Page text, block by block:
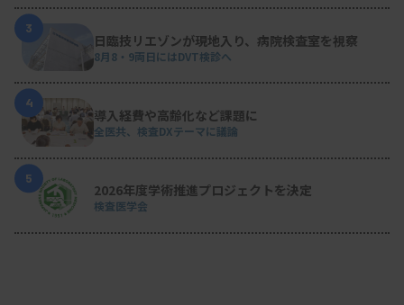
3
日臨技リエゾンが現地入り、病院検査室を視察
8月8・9両日にはDVT検診へ
4
導入経費や高齢化など課題に
全医共、検査DXテーマに議論
5
2026年度学術推進プロジェクトを決定
検査医学会